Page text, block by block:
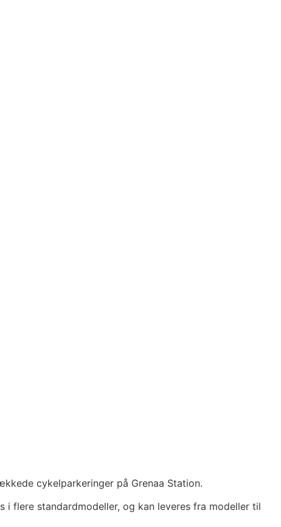
cykelparkeringer på Grenaa Station.
flere standardmodeller, og kan leveres fra modeller til